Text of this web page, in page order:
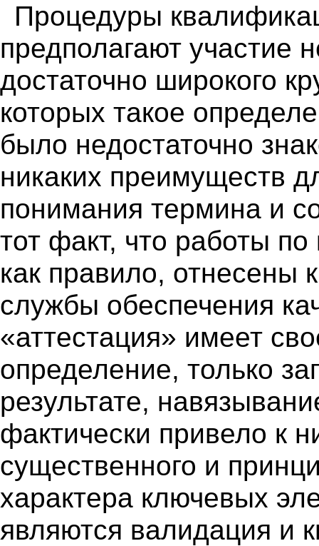
Процедуры
предполагают участие
достаточно широкого
которых такое
было недостаточно
никаких преимуществ
понимания термина и
тот факт, что работы
как правило, отнесены
службы обеспечения
«аттестация» имеет
определение, только
результате,
фактически привело к
существенного и
характера ключевых
являются валидация и